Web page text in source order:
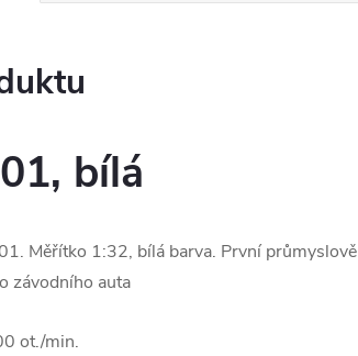
bílá
Měřítko 1:32, bílá barva. První průmyslově
závodního auta
ot./min.